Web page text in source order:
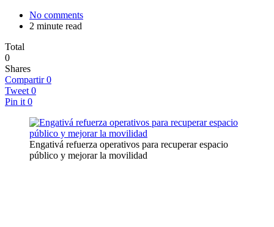
No comments
2 minute read
Total
0
Shares
Compartir 0
Tweet 0
Pin it 0
Engativá refuerza operativos para recuperar espacio
público y mejorar la movilidad